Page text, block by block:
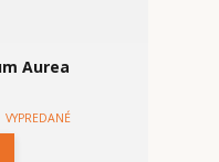
Aurea
VYPREDANÉ